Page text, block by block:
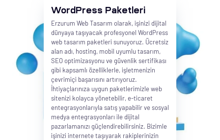
WordPress Paketleri
Erzurum Web Tasarım olarak, işinizi dijital
dünyaya taşıyacak profesyonel WordPress
web tasarım paketleri sunuyoruz. Ücretsiz
alan adı, hosting, mobil uyumlu tasarım,
SEO optimizasyonu ve güvenlik sertifikası
gibi kapsamlı özelliklerle, işletmenizin
çevrimiçi başarısını artırıyoruz.
İhtiyaçlarınıza uygun paketlerimizle web
sitenizi kolayca yönetebilir, e-ticaret
entegrasyonlarıyla satış yapabilir ve sosyal
medya entegrasyonları ile dijital
pazarlamanızı güçlendirebilirsiniz. Bizimle
işinizi internete taşıyarak rakiplerinizin